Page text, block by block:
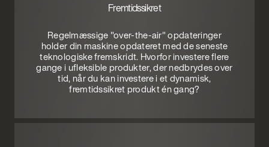
Fremtidssikret
Regelmæssige "over-the-air" opdateringer
holder din maskine opdateret med de seneste
teknologiske fremskridt. Hvorfor investere flere
gange i ufleksible produkter, der nedbrydes over
tid, når du kan investere i et dynamisk,
fremtidssikret produkt én gang?